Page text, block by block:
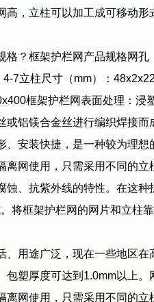
高，立柱可以加工成可移动
框架护栏网产品规格网孔
7立柱尺寸（mm）：
框架护栏网表面处理：
铝镁合金丝进行编织焊接
装快捷，是一种较为理想
离网使用，只需采用不同的
蚀、抗紫外线的特性。在这
将框架护栏网的网片和立柱
途广泛，现在一些地区在
包塑厚度可达到1.0mm以上
离网使用，只需采用不同的